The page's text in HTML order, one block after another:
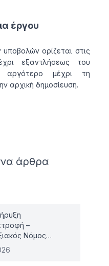
έργου
ορίζεται στις
εξαντλήσεως του
αργότερο μέχρι τη
αρχική δημοσίευση.
άρθρα
–
Νόμος